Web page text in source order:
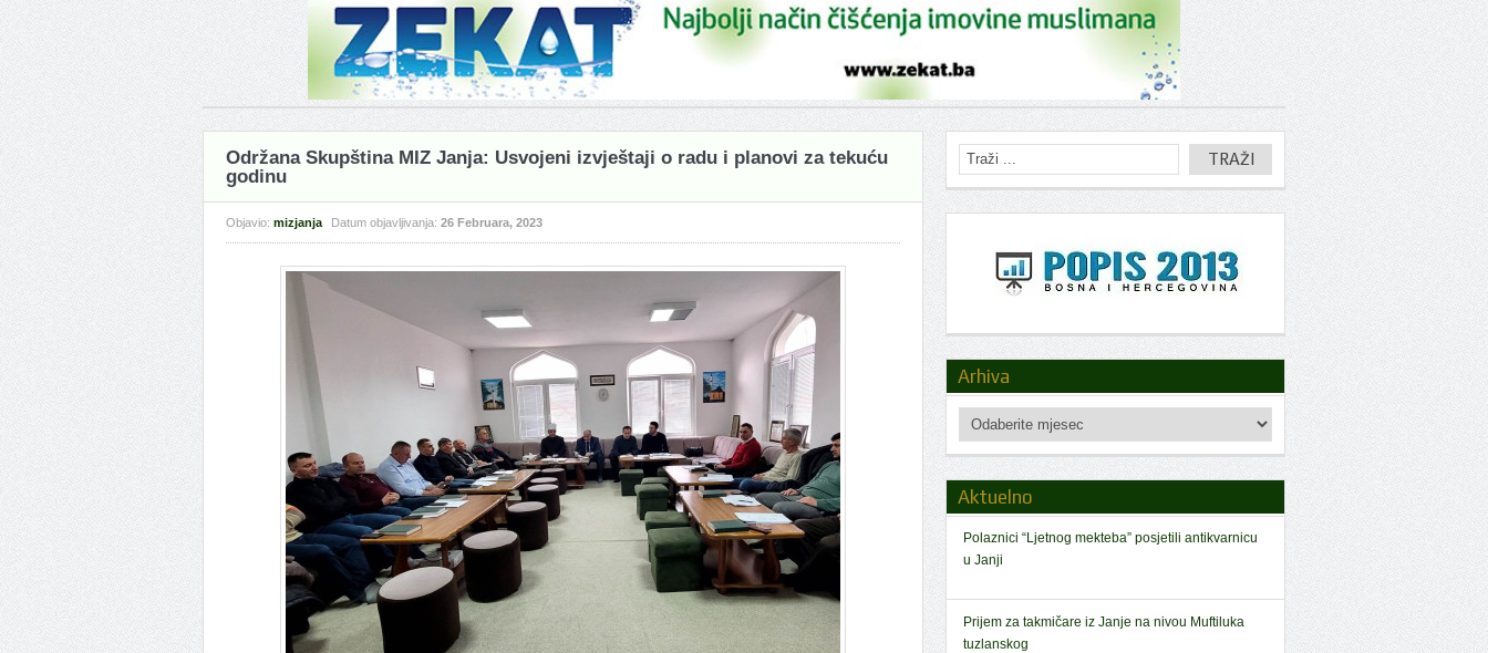
Održana Skupština MIZ Janja: Usvojeni izvještaji o radu i planovi za tekuću
godinu
Objavio: mizjanja Datum objavljivanja: 26 Februara, 2023
Arhiva
Arhiva
Aktuelno
Polaznici “Ljetnog mekteba” posjetili antikvarnicu
u Janji
Prijem za takmičare iz Janje na nivou Muftiluka
tuzlanskog